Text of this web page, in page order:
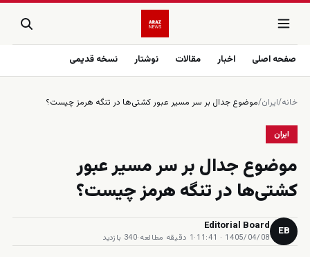
صفحه اصلی اخبار مقالات نوشتار نسخه قدیمی
خانه/ایران/موضوع جدال بر سر مسیر عبور کشتی‌ها در تنگه هرمز چیست؟
ایران
موضوع جدال بر سر مسیر عبور
کشتی‌ها در تنگه هرمز چیست؟
EB
Editorial Board
1405/04/08 · 11:41
·1 دقیقه مطالعه ·340 بازدید